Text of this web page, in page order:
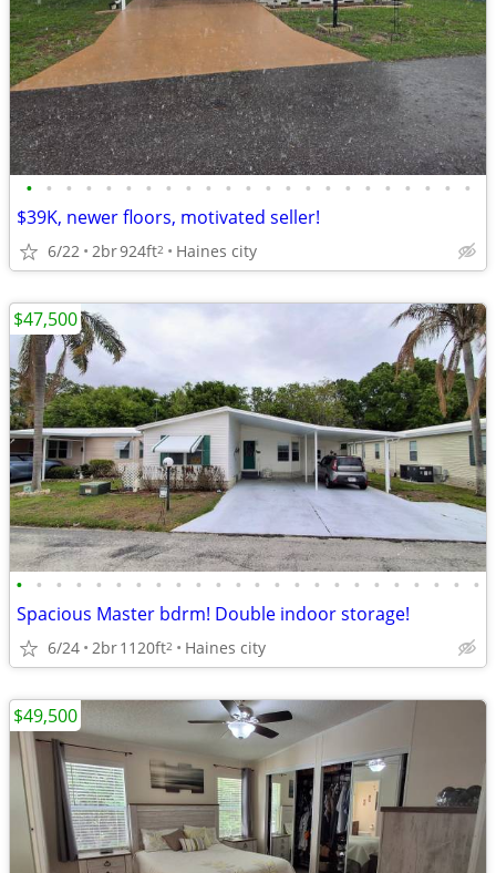
• • • • • • • • • • • • • • • • • • • • • • •
$39K, newer floors, motivated seller!
6/22 2br924ft2 Haines city
• • • • • • • • • • • • • • • • • • • • • • • •
Spacious Master bdrm! Double indoor storage!
6/24 2br1120ft2 Haines city
$47,500
$49,500